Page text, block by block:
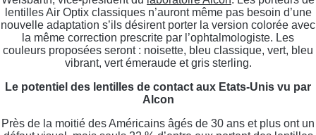
lentilles Air Optix classiques n’auront même pas besoin d’une
nouvelle adaptation s’ils désirent porter la version colorée avec
la même correction prescrite par l’ophtalmologiste. Les
couleurs proposées seront : noisette, bleu classique, vert, bleu
vibrant, vert émeraude et gris sterling.
Le potentiel des lentilles de contact aux Etats-Unis vu par
Alcon
Près de la moitié des Américains âgés de 30 ans et plus ont un